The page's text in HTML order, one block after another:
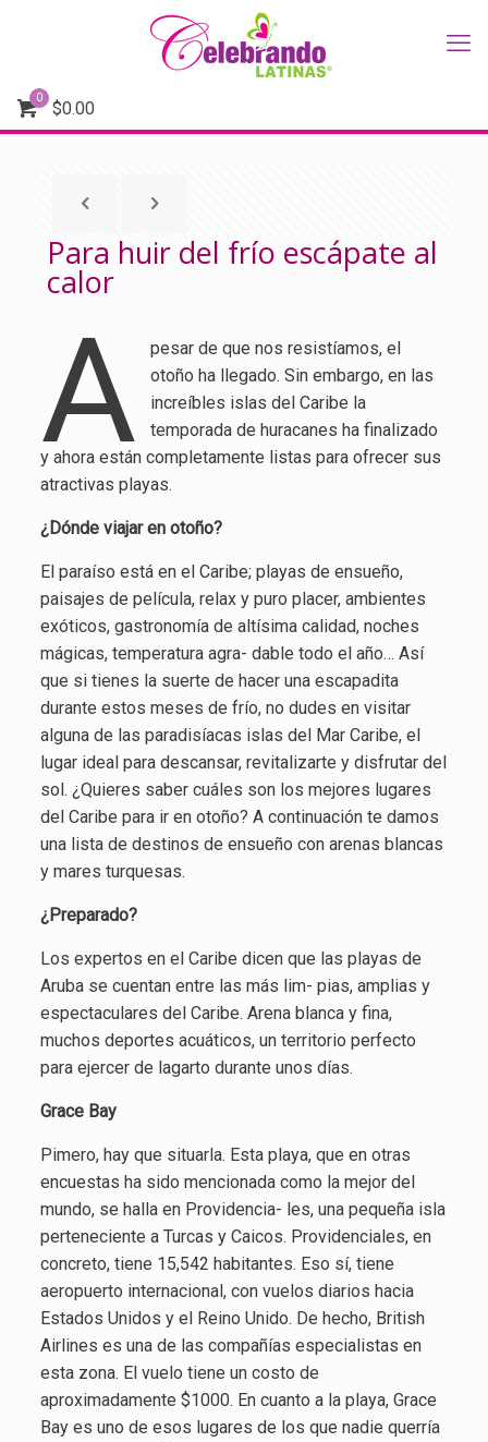
0
$0.00
Para huir del frío escápate al
calor
A
pesar de que nos resistíamos, el
otoño ha llegado. Sin embargo, en las
increíbles islas del Caribe la
temporada de huracanes ha finalizado
y ahora están completamente listas para ofrecer sus
atractivas playas.
¿Dónde viajar en otoño?
El paraíso está en el Caribe; playas de ensueño,
paisajes de película, relax y puro placer, ambientes
exóticos, gastronomía de altísima calidad, noches
mágicas, temperatura agra- dable todo el año… Así
que si tienes la suerte de hacer una escapadita
durante estos meses de frío, no dudes en visitar
alguna de las paradisíacas islas del Mar Caribe, el
lugar ideal para descansar, revitalizarte y disfrutar del
sol. ¿Quieres saber cuáles son los mejores lugares
del Caribe para ir en otoño? A continuación te damos
una lista de destinos de ensueño con arenas blancas
y mares turquesas.
¿Preparado?
Los expertos en el Caribe dicen que las playas de
Aruba se cuentan entre las más lim- pias, amplias y
espectaculares del Caribe. Arena blanca y fina,
muchos deportes acuáticos, un territorio perfecto
para ejercer de lagarto durante unos días.
Grace Bay
Pimero, hay que situarla. Esta playa, que en otras
encuestas ha sido mencionada como la mejor del
mundo, se halla en Providencia- les, una pequeña isla
perteneciente a Turcas y Caicos. Providenciales, en
concreto, tiene 15,542 habitantes. Eso sí, tiene
aeropuerto internacional, con vuelos diarios hacia
Estados Unidos y el Reino Unido. De hecho, British
Airlines es una de las compañías especialistas en
esta zona. El vuelo tiene un costo de
aproximadamente $1000. En cuanto a la playa, Grace
Bay es uno de esos lugares de los que nadie querría